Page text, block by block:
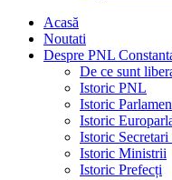
Acasă
Noutati
Despre PNL
De ce sunt
Istoric PNL
Istoric
Istoric
Istoric Secretari
Istoric Ministrii
Istoric Prefecți